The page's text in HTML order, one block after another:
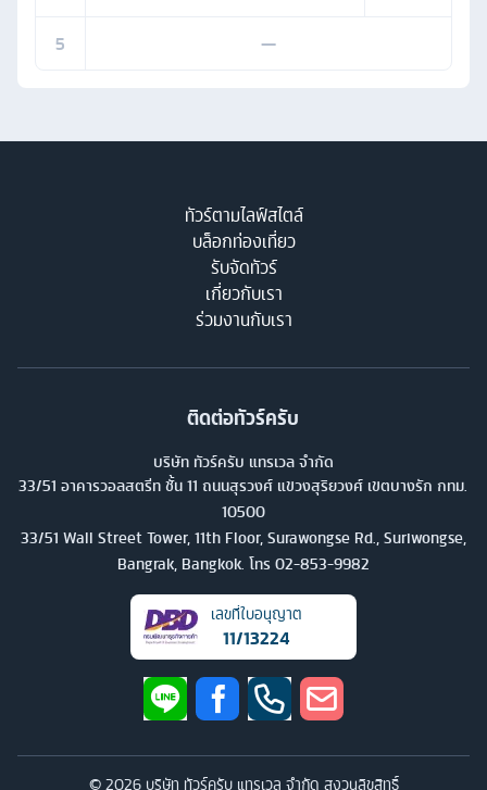
5 —
ทัวร์ตามไลฟ์สไตล์
บล็อกท่องเที่ยว
รับจัดทัวร์
เกี่ยวกับเรา
ร่วมงานกับเรา
ติดต่อทัวร์ครับ
บริษัท ทัวร์ครับ แทรเวล จำกัด
33/51 อาคารวอลสตรีท ชั้น 11 ถนนสุรวงศ์ แขวงสุริยวงศ์ เขตบางรัก กทม.
10500
33/51 Wall Street Tower, 11th Floor, Surawongse Rd., Suriwongse,
Bangrak, Bangkok. โทร 02-853-9982
เลขที่ใบอนุญาต
11/13224
©2026บริษัท ทัวร์ครับ แทรเวล จำกัด สงวนลิขสิทธิ์